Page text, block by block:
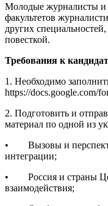
Молодые журналисты и
факультетов
других
повесткой.
Требования к
1. Необходимо
https://docs.google.com/
2. Подготовить и
материал по одной из
• Вызовы и
интеграции;
• Россия и страны
взаимодействия;